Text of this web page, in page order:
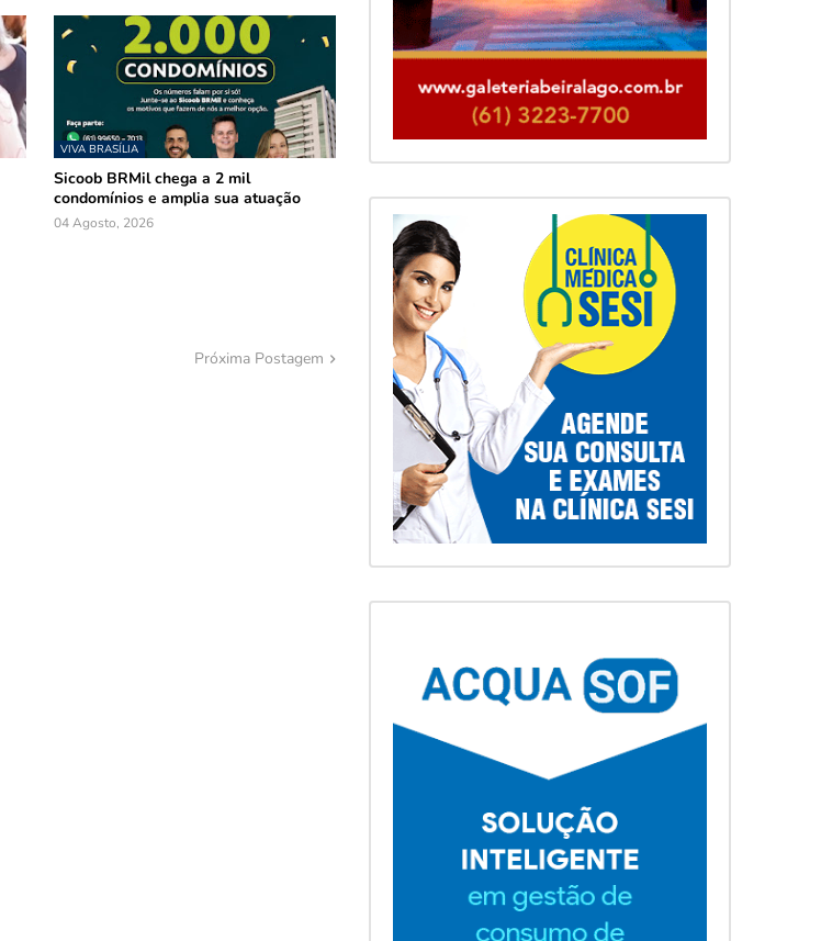
VIVA BRASÍLIA
Sicoob BRMil chega a 2 mil
condomínios e amplia sua atuação
04 Agosto, 2026
Próxima Postagem